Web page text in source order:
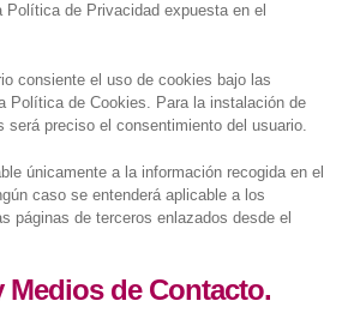
Política de Privacidad expuesta en el
consiente el uso de cookies bajo las
Política de Cookies. Para la instalación de
será preciso el consentimiento del usuario.
únicamente a la información recogida en el
caso se entenderá aplicable a los
páginas de terceros enlazados desde el
Medios de Contacto.